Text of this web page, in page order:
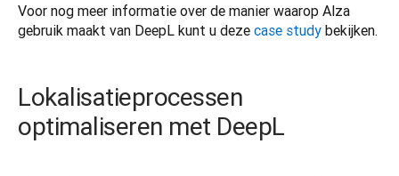
Voor nog meer informatie over de manier waarop Alza
gebruik maakt van DeepL kunt u deze case study bekijken.
Lokalisatieprocessen
optimaliseren met DeepL